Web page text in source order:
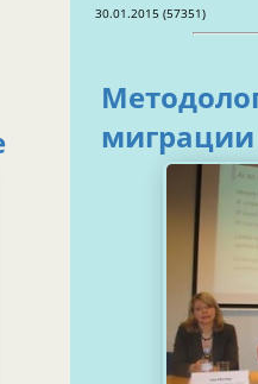
30.01.2015 (57351)